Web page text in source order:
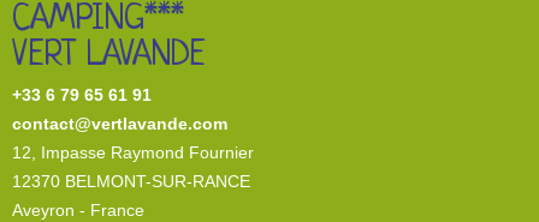
CAMPING***
VERT LAVANDE
+33 6 79 65 61 91
contact@vertlavande.com
12, Impasse Raymond Fournier
12370 BELMONT-SUR-RANCE
Aveyron - France